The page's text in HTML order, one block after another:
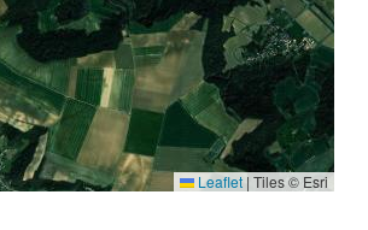
Leaflet | Tiles © Esri